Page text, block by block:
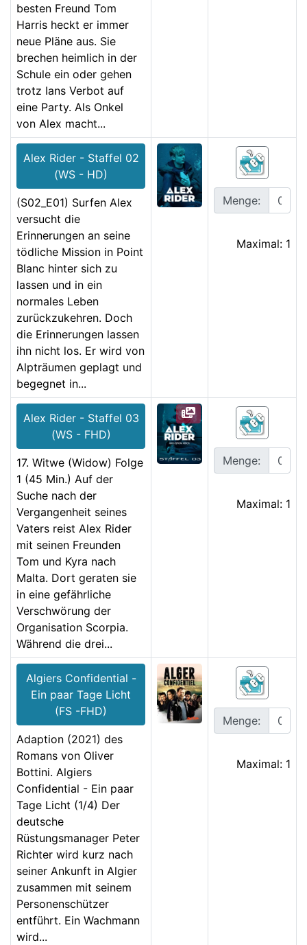
besten Freund Tom
Harris heckt er immer
neue Pläne aus. Sie
brechen heimlich in der
Schule ein oder gehen
trotz Ians Verbot auf
eine Party. Als Onkel
von Alex macht...
Alex Rider - Staffel 02
(WS - HD)
(S02_E01) Surfen Alex
versucht die
Erinnerungen an seine
tödliche Mission in Point
Blanc hinter sich zu
lassen und in ein
normales Leben
zurückzukehren. Doch
die Erinnerungen lassen
ihn nicht los. Er wird von
Alpträumen geplagt und
begegnet in...
Menge:
Maximal: 1
Alex Rider - Staffel 03
(WS - FHD)
17. Witwe (Widow) Folge
1 (45 Min.) Auf der
Suche nach der
Vergangenheit seines
Vaters reist Alex Rider
mit seinen Freunden
Tom und Kyra nach
Malta. Dort geraten sie
in eine gefährliche
Verschwörung der
Organisation Scorpia.
Während die drei...
Menge:
Maximal: 1
Algiers Confidential -
Ein paar Tage Licht
(FS -FHD)
Adaption (2021) des
Romans von Oliver
Bottini. Algiers
Confidential - Ein paar
Tage Licht (1/4) Der
deutsche
Rüstungsmanager Peter
Richter wird kurz nach
seiner Ankunft in Algier
zusammen mit seinem
Personenschützer
entführt. Ein Wachmann
wird...
Menge:
Maximal: 1